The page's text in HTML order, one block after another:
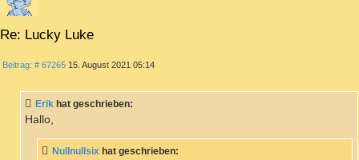
Re: Lucky Luke
Beitrag: # 67265Beitrag
15. August 2021 05:14
Erik hat geschrieben:
Hallo,
Nullnullsix hat geschrieben: